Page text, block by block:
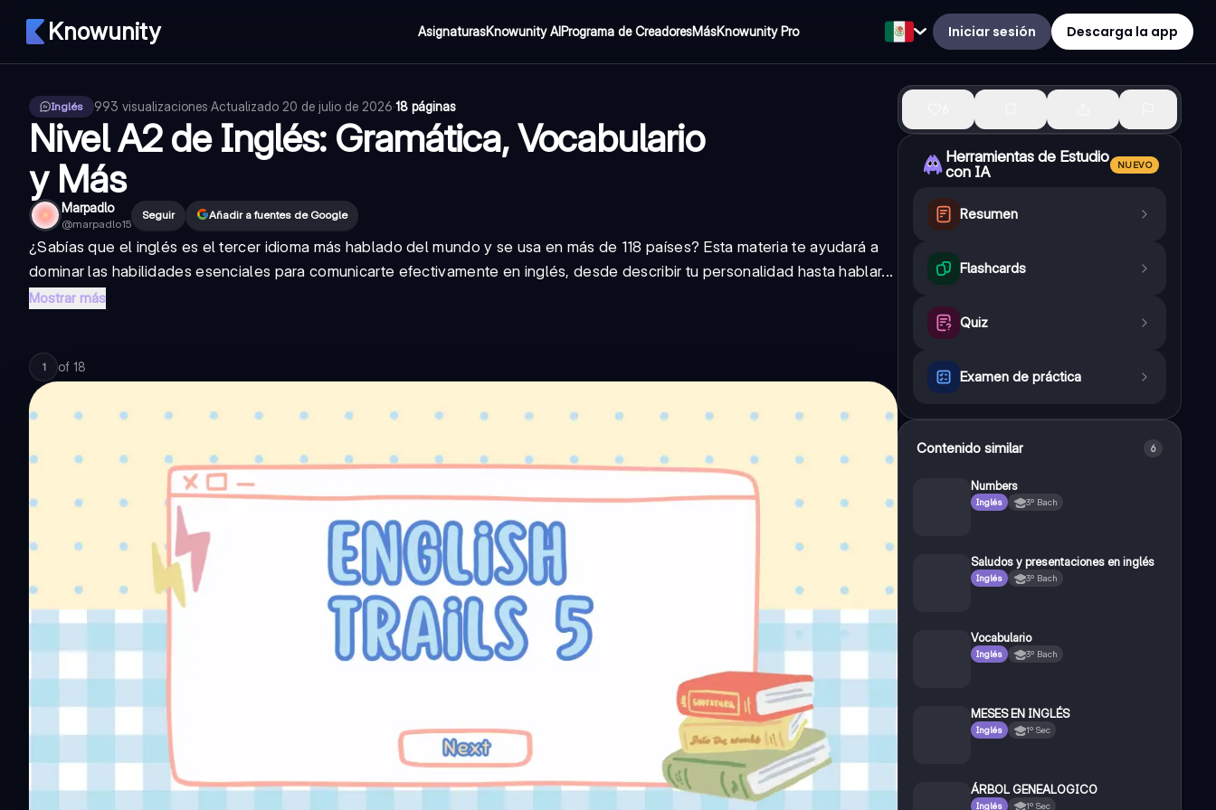
Knowunity AsignaturasKnowunity AIPrograma de CreadoresMásKnowunity Pro Iniciar sesión Descarga la app
Inglés 993 visualizaciones·Actualizado 20 de julio de 2026·18 páginas
Nivel A2 de Inglés: Gramática, Vocabulario
y Más
Marpadlo
@marpadlo15
Seguir Añadir a fuentes de Google
¿Sabías que el inglés es el tercer idioma más hablado del mundo y se usa en más de 118 países? Esta materia te ayudará a
dominar las habilidades esenciales para comunicarte efectivamente en inglés, desde describir tu personalidad hasta hablar...
Mostrar más
1 of 18
Herramientas de Estudio
con IA
NUEVO
Resumen
Flashcards
Quiz
Examen de práctica
Contenido similar 6
Numbers
Inglés 3º Bach
Saludos y presentaciones en inglés
Inglés 3º Bach
Vocabulario
Inglés 3º Bach
MESES EN INGLÉS
Inglés 1º Sec
ÁRBOL GENEALOGICO
Inglés 1º Sec